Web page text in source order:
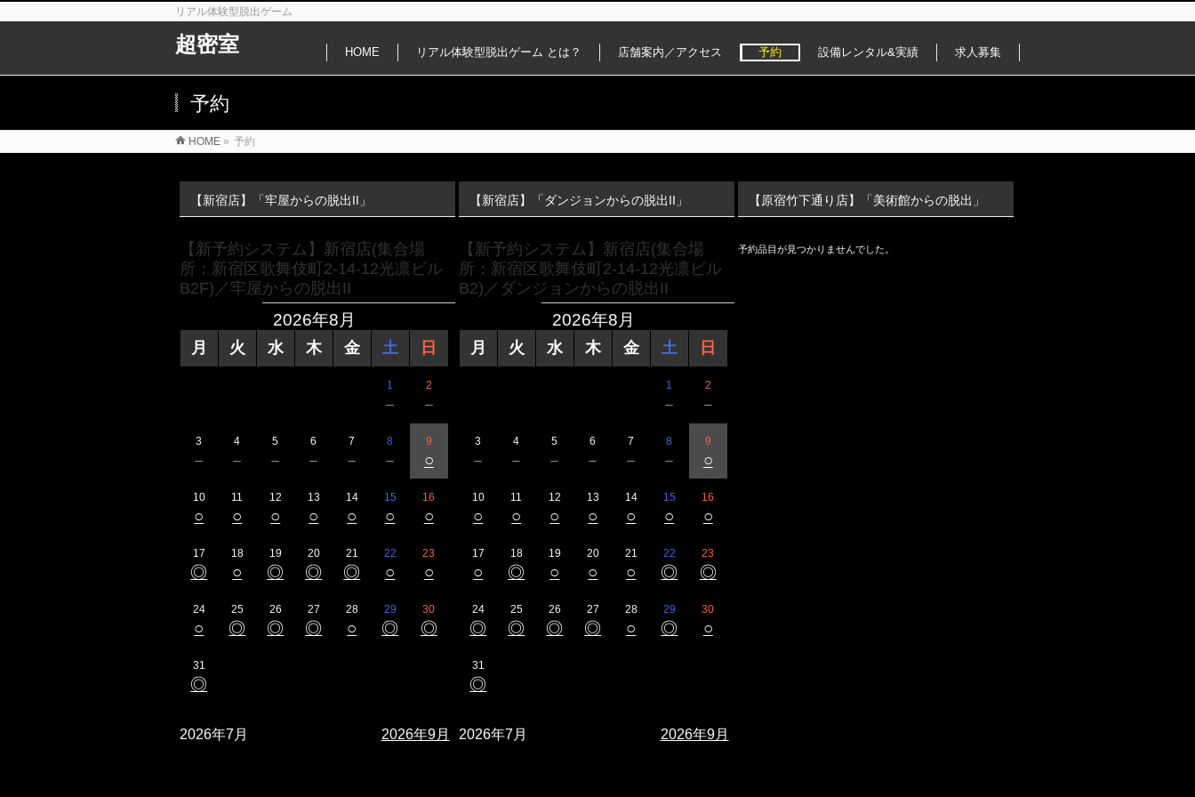
リアル体験型脱出ゲーム
超密室 HOME リアル体験型脱出ゲーム とは？ 店舗案内／アクセス 予約 設備レンタル&実績 求人募集
予約
HOME » 予約
【新宿店】「牢屋からの脱出II」
【新予約システム】新宿店(集合場
所：新宿区歌舞伎町2-14-12光凛ビル
B2F)／牢屋からの脱出II
2026年8月
月 火 水 木 金 土 日
1
－
2
－
3
－
4
－
5
－
6
－
7
－
8
－
9
○
10
○
11
○
12
○
13
○
14
○
15
○
16
○
17
◎
18
○
19
◎
20
◎
21
◎
22
○
23
○
24
○
25
◎
26
◎
27
◎
28
○
29
◎
30
◎
31
◎
2026年7月 2026年9月
【新宿店】「ダンジョンからの脱出II」
【新予約システム】新宿店(集合場
所：新宿区歌舞伎町2-14-12光凛ビル
B2)／ダンジョンからの脱出II
2026年8月
月 火 水 木 金 土 日
1
－
2
－
3
－
4
－
5
－
6
－
7
－
8
－
9
○
10
○
11
○
12
○
13
○
14
○
15
○
16
○
17
○
18
◎
19
○
20
○
21
○
22
◎
23
◎
24
◎
25
◎
26
◎
27
◎
28
○
29
◎
30
○
31
◎
2026年7月 2026年9月
【原宿竹下通り店】「美術館からの脱出」
予約品目が見つかりませんでした。